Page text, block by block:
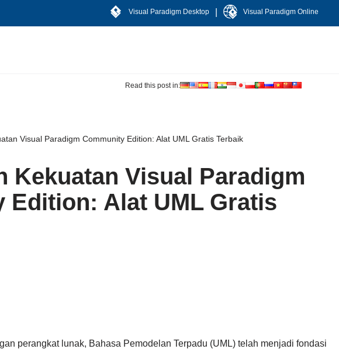
Visual Paradigm Desktop Visual Paradigm Online
Read this post in:
Visual Paradigm Community Edition: Alat UML Gratis Terbaik
Kekuatan Visual Paradigm
Edition: Alat UML Gratis
perangkat lunak, Bahasa Pemodelan Terpadu (UML) telah menjadi fondasi